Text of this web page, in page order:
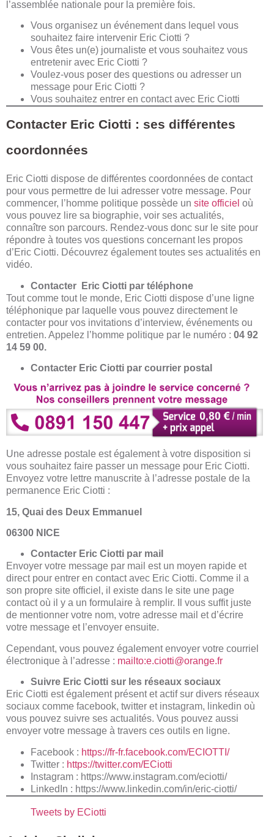
l’assemblée nationale pour la première fois.
Vous organisez un événement dans lequel vous
souhaitez faire intervenir Eric Ciotti ?
Vous êtes un(e) journaliste et vous souhaitez vous
entretenir avec Eric Ciotti ?
Voulez-vous poser des questions ou adresser un
message pour Eric Ciotti ?
Vous souhaitez entrer en contact avec Eric Ciotti
Contacter Eric Ciotti : ses différentes
coordonnées
Eric Ciotti dispose de différentes coordonnées de contact
pour vous permettre de lui adresser votre message. Pour
commencer, l’homme politique possède un site officiel où
vous pouvez lire sa biographie, voir ses actualités,
connaître son parcours. Rendez-vous donc sur le site pour
répondre à toutes vos questions concernant les propos
d’Eric Ciotti. Découvrez également toutes ses actualités en
vidéo.
Contacter Eric Ciotti par téléphone
Tout comme tout le monde, Eric Ciotti dispose d’une ligne
téléphonique par laquelle vous pouvez directement le
contacter pour vos invitations d’interview, événements ou
entretien. Appelez l’homme politique par le numéro : 04 92
14 59 00.
Contacter Eric Ciotti par courrier postal
Une adresse postale est également à votre disposition si
vous souhaitez faire passer un message pour Eric Ciotti.
Envoyez votre lettre manuscrite à l’adresse postale de la
permanence Eric Ciotti :
15, Quai des Deux Emmanuel
06300 NICE
Contacter Eric Ciotti par mail
Envoyer votre message par mail est un moyen rapide et
direct pour entrer en contact avec Eric Ciotti. Comme il a
son propre site officiel, il existe dans le site une page
contactoù il y a un formulaire à remplir. Il vous suffit juste
de mentionner votre nom, votre adresse mail et d’écrire
votre message et l’envoyer ensuite.
Cependant, vous pouvez également envoyer votre courriel
électronique à l’adresse : mailto:e.ciotti@orange.fr
Suivre Eric Ciotti sur les réseaux sociaux
Eric Ciotti est également présent et actif sur divers réseaux
sociaux comme facebook, twitter et instagram, linkedin où
vous pouvez suivre ses actualités. Vous pouvez aussi
envoyer votre message à travers ces outils en ligne.
Facebook : https://fr-fr.facebook.com/ECIOTTI/
Twitter : https://twitter.com/ECiotti
Instagram : https://www.instagram.com/eciotti/
LinkedIn : https://www.linkedin.com/in/eric-ciotti/
Tweets by ECiotti